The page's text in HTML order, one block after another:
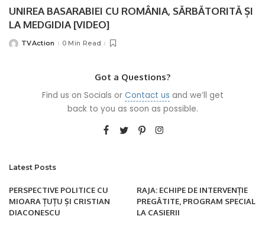
UNIREA BASARABIEI CU ROMÂNIA, SĂRBĂTORITĂ ȘI
LA MEDGIDIA [VIDEO]
PostedTVAction 0 Min Read
Got a Questions?
Find us on Socials or Contact us and we’ll get
back to you as soon as possible.
Latest Posts
PERSPECTIVE POLITICE CU
MIOARA ȚUȚU ȘI CRISTIAN
DIACONESCU
RAJA: ECHIPE DE INTERVENȚIE
PREGĂTITE, PROGRAM SPECIAL
LA CASIERII